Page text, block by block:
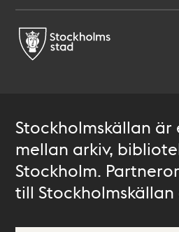
Stockholmskällan
mellan arkiv,
Stockholm.
till Stockholmskällan